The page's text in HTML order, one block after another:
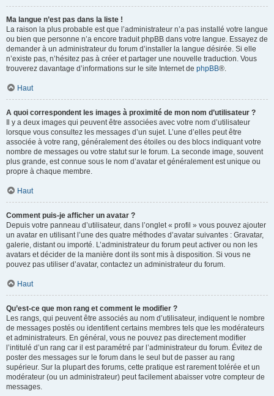
Ma langue n’est pas dans la liste !
La raison la plus probable est que l’administrateur n’a pas installé votre langue
ou bien que personne n’a encore traduit phpBB dans votre langue. Essayez de
demander à un administrateur du forum d’installer la langue désirée. Si elle
n’existe pas, n’hésitez pas à créer et partager une nouvelle traduction. Vous
trouverez davantage d’informations sur le site Internet de phpBB®.
Haut
A quoi correspondent les images à proximité de mon nom d’utilisateur ?
Il y a deux images qui peuvent être associées avec votre nom d’utilisateur
lorsque vous consultez les messages d’un sujet. L’une d’elles peut être
associée à votre rang, généralement des étoiles ou des blocs indiquant votre
nombre de messages ou votre statut sur le forum. La seconde image, souvent
plus grande, est connue sous le nom d’avatar et généralement est unique ou
propre à chaque membre.
Haut
Comment puis-je afficher un avatar ?
Depuis votre panneau d’utilisateur, dans l’onglet « profil » vous pouvez ajouter
un avatar en utilisant l’une des quatre méthodes d’avatar suivantes : Gravatar,
galerie, distant ou importé. L’administrateur du forum peut activer ou non les
avatars et décider de la manière dont ils sont mis à disposition. Si vous ne
pouvez pas utiliser d’avatar, contactez un administrateur du forum.
Haut
Qu’est-ce que mon rang et comment le modifier ?
Les rangs, qui peuvent être associés au nom d’utilisateur, indiquent le nombre
de messages postés ou identifient certains membres tels que les modérateurs
et administrateurs. En général, vous ne pouvez pas directement modifier
l’intitulé d’un rang car il est paramétré par l’administrateur du forum. Évitez de
poster des messages sur le forum dans le seul but de passer au rang
supérieur. Sur la plupart des forums, cette pratique est rarement tolérée et un
modérateur (ou un administrateur) peut facilement abaisser votre compteur de
messages.